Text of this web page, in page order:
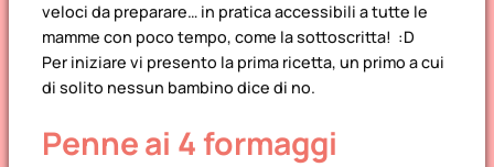
veloci da preparare… in pratica accessibili a tutte le
mamme con poco tempo, come la sottoscritta! :D
Per iniziare vi presento la prima ricetta, un primo a cui
di solito nessun bambino dice di no.
Penne ai 4 formaggi